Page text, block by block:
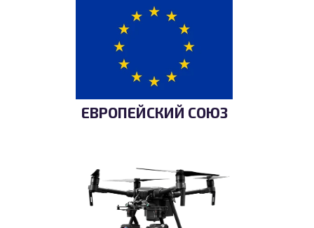
ЕВРОПЕЙСКИЙ СОЮЗ